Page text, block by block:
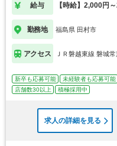
給与 【時給】2,000円
勤務地 福島県 田村市
アクセス ＪＲ磐越東線 磐城
新卒も応募可能 未経験者も応募可能
店舗数30以上
積極採用中
求人の詳細を見る